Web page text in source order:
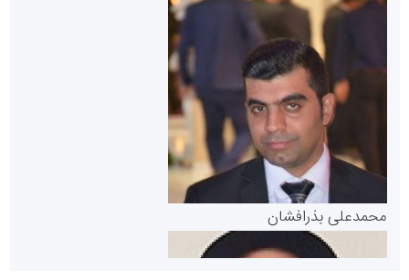
پایگاه خبری گفتمان یزد
سازمان بورس و اوراق بهادار
مرجع اخبار موثق در بازارسرمایه
محمدعلی بذرافشان